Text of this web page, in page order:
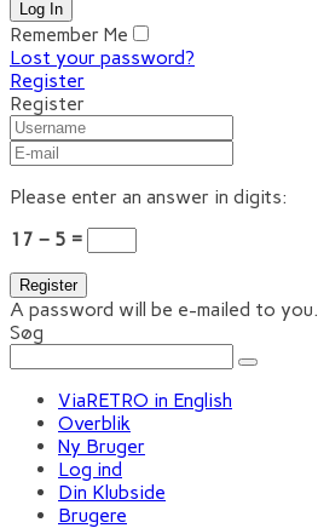
Remember Me
Lost your password?
Register
Register
Please enter an answer in digits:
17 − 5 =
A password will be e-mailed to you.
Søg
ViaRETRO in English
Overblik
Ny Bruger
Log ind
Din Klubside
Brugere